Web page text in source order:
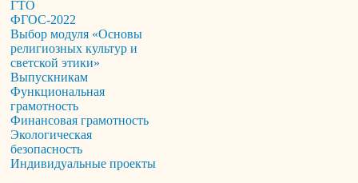
ГТО
ФГОС-2022
Выбор модуля «Основы
религиозных культур и
светской этики»
Выпускникам
Функциональная
грамотность
Финансовая грамотность
Экологическая
безопасность
Индивидуальные проекты